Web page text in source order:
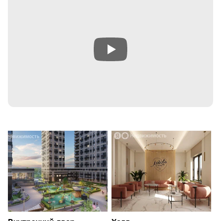
голуби» — удобное транспортное расположение:
6 км до станции метро «Речной Вокзал»;
7 км до МКАД;
за 30 минут можно доехать на машине до Красной
площади.